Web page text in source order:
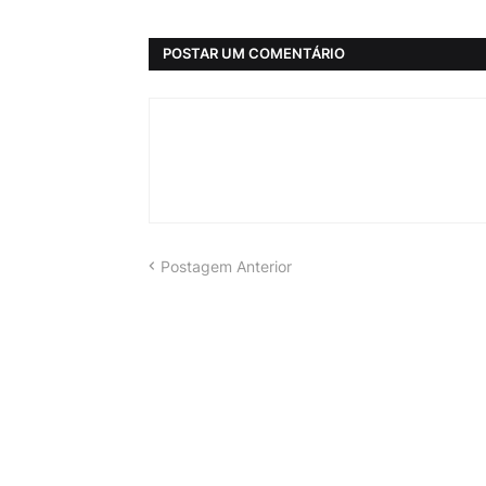
POSTAR UM COMENTÁRIO
Postagem Anterior